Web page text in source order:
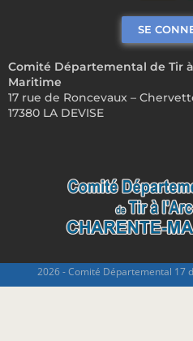
Comité Départemental de Tir
Maritime
17 rue de Roncevaux –
17380 LA DEVISE
SE
2026 - Comité Départemental 17